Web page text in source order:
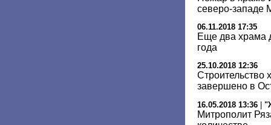
северо-западе
06.11.2018 17:35
Еще два храма
года
25.10.2018 12:36
Строительство
завершено в
16.05.2018 13:36 |
Митрополит